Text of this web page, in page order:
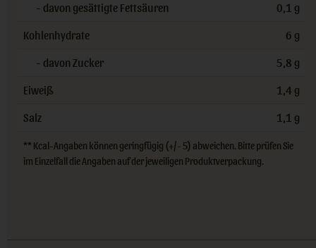
- davon gesättigte Fettsäuren 0,1 g
Kohlenhydrate 6 g
- davon Zucker 5,8 g
Eiweiß 1,4 g
Salz 1,1 g
** Kcal-Angaben können geringfügig (+/- 5) abweichen. Bitte prüfen Sie
im Einzelfall die Angaben auf der jeweiligen Produktverpackung.